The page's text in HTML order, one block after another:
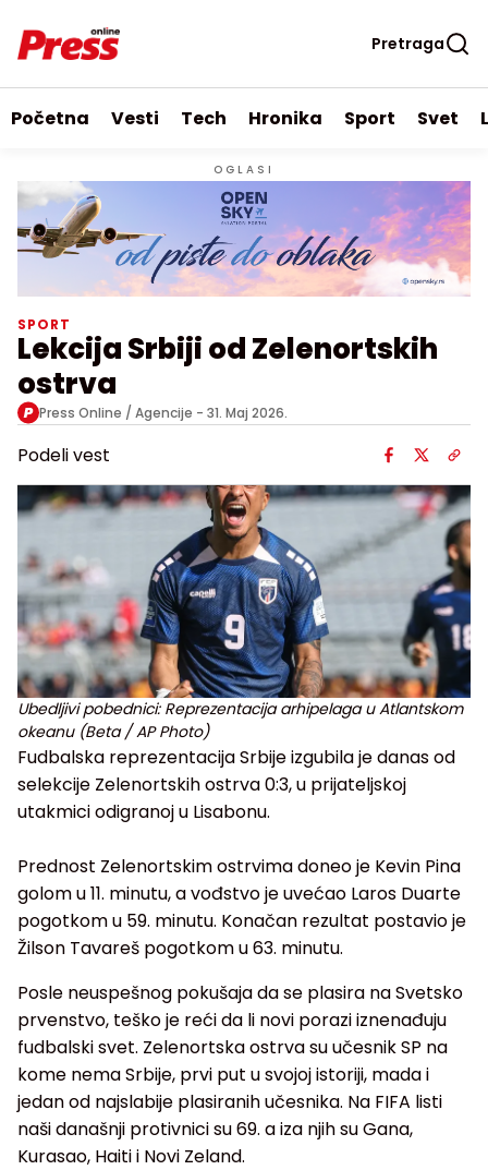
Pretraga
Početna Vesti Tech Hronika Sport Svet
OGLASI
SPORT
Lekcija Srbiji od Zelenortskih
ostrva
Press Online / Agencije - 31. Maj 2026.
Podeli vest
Ubedljivi pobednici: Reprezentacija arhipelaga u Atlantskom
okeanu (Beta / AP Photo)
Fudbalska reprezentacija Srbije izgubila je danas od
selekcije Zelenortskih ostrva 0:3, u prijateljskoj
utakmici odigranoj u Lisabonu.
Prednost Zelenortskim ostrvima doneo je Kevin Pina
golom u 11. minutu, a vođstvo je uvećao Laros Duarte
pogotkom u 59. minutu. Konačan rezultat postavio je
Žilson Tavareš pogotkom u 63. minutu.
Posle neuspešnog pokušaja da se plasira na Svetsko
prvenstvo, teško je reći da li novi porazi iznenađuju
fudbalski svet. Zelenortska ostrva su učesnik SP na
kome nema Srbije, prvi put u svojoj istoriji, mada i
jedan od najslabije plasiranih učesnika. Na FIFA listi
naši današnji protivnici su 69. a iza njih su Gana,
Kurasao, Haiti i Novi Zeland.